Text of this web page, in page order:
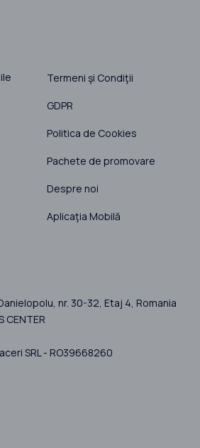
Termeni şi Condiţii
GDPR
Politica de Cookies
Pachete de promovare
Despre noi
Aplicaţia Mobilă
nr. 30-32, Etaj 4, Romania
CENTER
SRL - RO39668260